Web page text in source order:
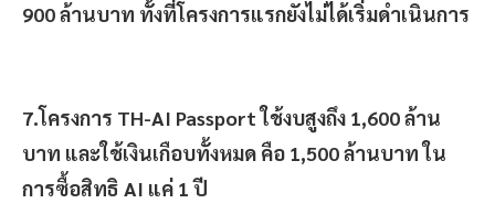
900 ล้านบาท ทั้งที่โครงการแรกยังไม่ได้เริ่มดำเนินการ
7.โครงการ TH-AI Passport ใช้งบสูงถึง 1,600 ล้าน
บาท และใช้เงินเกือบทั้งหมด คือ 1,500 ล้านบาท ใน
การซื้อสิทธิ AI แค่ 1 ปี